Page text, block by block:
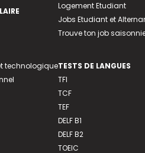
technologique
Logement Etudiant
Jobs Etudiant et
Trouve ton job
TESTS DE LANGUES
TFI
TCF
TEF
DELF B1
DELF B2
TOEIC